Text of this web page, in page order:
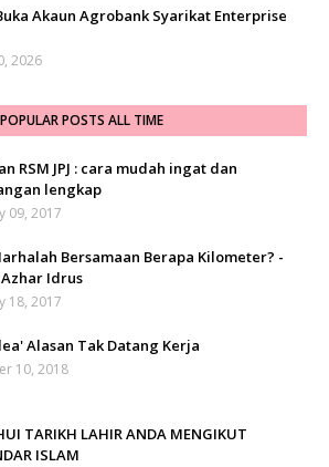
Akaun Agrobank Syarikat Enterprise
2026
POPULAR POSTS ALL TIME
RSM JPJ : cara mudah ingat dan
lengkap
09, 2017
Bersamaan Berapa Kilometer? -
Idrus
18, 2017
Alasan Tak Datang Kerja
10, 2018
TARIKH LAHIR ANDA MENGIKUT
ISLAM